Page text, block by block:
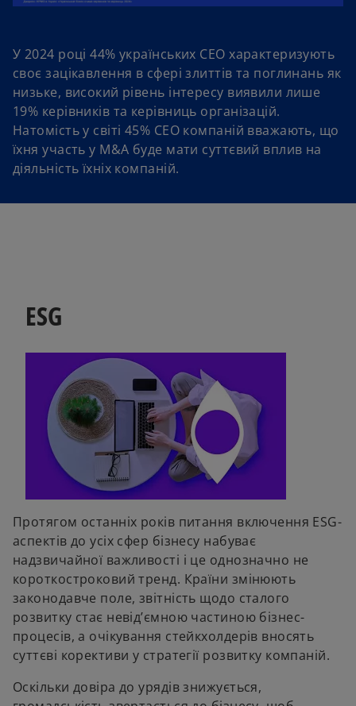
У 2024 році 44% українських СЕО характеризують
своє зацікавлення в сфері злиттів та поглинань як
низьке, високий рівень інтересу виявили лише
19% керівників та керівниць організацій.
Натомість у світі 45% СЕО компаній вважають, що
їхня участь у M&A буде мати суттєвий вплив на
діяльність їхніх компаній.
ESG
Протягом останніх років питання включення ESG-
аспектів до усіх сфер бізнесу набуває
надзвичайної важливості і це однозначно не
короткостроковий тренд. Країни змінюють
законодавче поле, звітність щодо сталого
розвитку стає невід’ємною частиною бізнес-
процесів, а очікування стейкхолдерів вносять
суттєві корективи у стратегії розвитку компаній.
Оскільки довіра до урядів знижується,